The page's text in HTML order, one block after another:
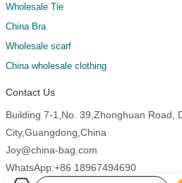
Wholesale Tie
China Bra
Wholesale scarf
China wholesale clothing
Contact Us
Building 7-1,No. 39,Zhonghuan Road,
City,Guangdong,China
Joy@china-bag.com
WhatsApp:+86 18967494690